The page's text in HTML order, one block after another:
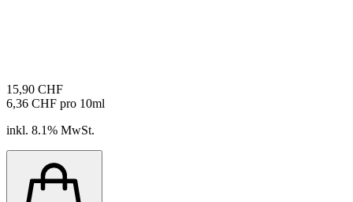
15,90 CHF
6,36 CHF pro 10ml
inkl. 8.1% MwSt.